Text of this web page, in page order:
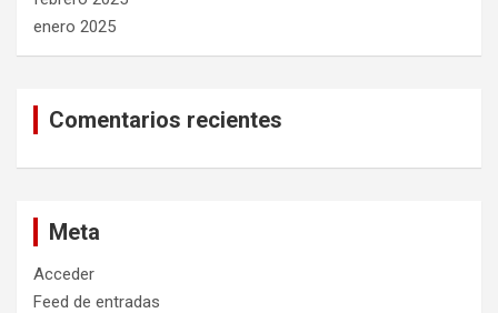
enero 2025
Comentarios recientes
Meta
Acceder
Feed de entradas